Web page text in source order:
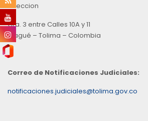
Direccion
Cra. 3 entre Calles 10A y 11
Ibagué – Tolima – Colombia
Correo de Notificaciones Judiciales:
notificaciones.judiciales@tolima.gov.co